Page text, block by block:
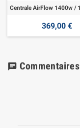
369,00 €
chat Commentaires